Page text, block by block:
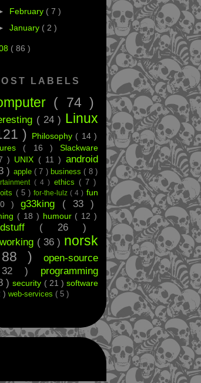
February ( 7 )
January ( 2 )
( 86 )
LABELS
( 74 )
( 24 ) Linux
)
Philosophy ( 14 )
( 16 ) Slackware
) UNIX ( 11 ) android
) apple ( 7 ) business ( 8 )
( 4 ) ethics ( 7 )
( 5 )for-the-lulz( 4 ) fun
)g33king ( 33 )
( 18 ) humour ( 12 )
( 26 )
( 36 ) norsk
)
open-source
) programming
)security ( 21 ) software
)web-services ( 5 )